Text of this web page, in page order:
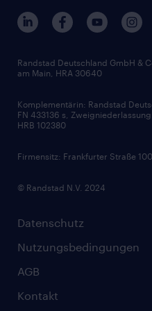
Branchen
Interne Karriere
FAQ - Bewerber / Kunden
Zertifikate und
Berufsprofile
Gehaltsthemen
Bewerbungsratgeber
Soft Skills
Skills
Datenschutz
Nutzungsbedingungen
AGB
Kontakt
Randstad Deutschland GmbH &
am Main, HRA 30640
Komplementärin: Randstad
FN 433136 s,
HRB 102380
Firmensitz: Frankfurter Straße
© Randstad N.V. 2024